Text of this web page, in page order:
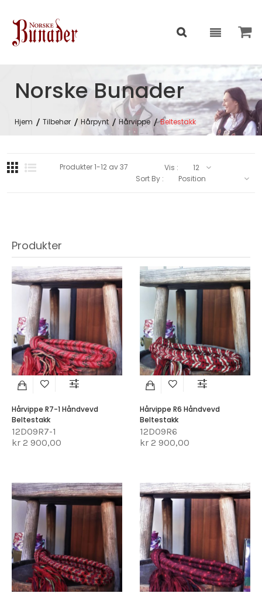
Norske Bunader
Hjem Tilbehør Hårpynt Hårvippe Beltestakk
Produkter
Hårvippe R7-1 Håndvevd
Beltestakk
12D09R7-1
kr 2 900,00
Hårvippe R6 Håndvevd
Beltestakk
12D09R6
kr 2 900,00
Produkter1-12av37
Vis :
Sort By :